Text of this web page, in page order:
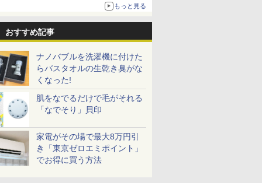
もっと見る
おすすめ記事
ナノバブルを洗濯機に付けた
らバスタオルの生乾き臭がな
くなった!
肌をなでるだけで毛がそれる
「なでそり」貝印
家電がその場で最大8万円引
き「東京ゼロエミポイント」
でお得に買う方法